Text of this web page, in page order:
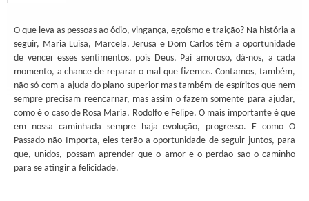
O que leva as pessoas ao ódio, vingança, egoísmo e traição? Na história a
seguir, Maria Luisa, Marcela, Jerusa e Dom Carlos têm a oportunidade
de vencer esses sentimentos, pois Deus, Pai amoroso, dá-nos, a cada
momento, a chance de reparar o mal que fizemos. Contamos, também,
não só com a ajuda do plano superior mas também de espíritos que nem
sempre precisam reencarnar, mas assim o fazem somente para ajudar,
como é o caso de Rosa Maria, Rodolfo e Felipe. O mais importante é que
em nossa caminhada sempre haja evolução, progresso. E como O
Passado não Importa, eles terão a oportunidade de seguir juntos, para
que, unidos, possam aprender que o amor e o perdão são o caminho
para se atingir a felicidade.